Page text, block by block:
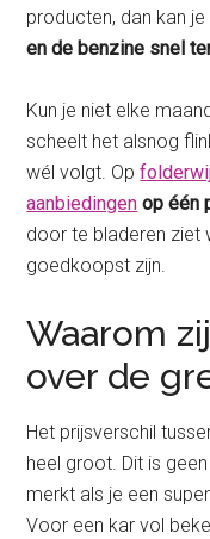
producten, dan kan
en de benzine snel
Kun je niet elke
scheelt het alsnog
wél volgt. Op
aanbiedingen op één
door te bladeren ziet
goedkoopst zijn.
Waarom
over de
Het prijsverschil
heel groot. Dit is
merkt als je een
Voor een kar vol